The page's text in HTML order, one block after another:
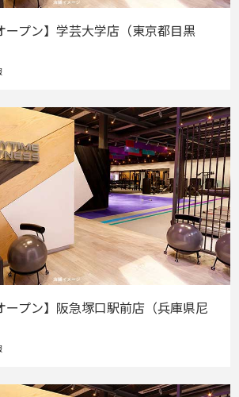
ープン】学芸大学店（東京都目黒
ープン】阪急塚口駅前店（兵庫県尼